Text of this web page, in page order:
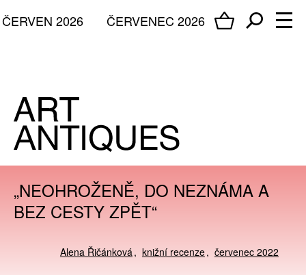
ČERVENEC 2026
ČERVEN 2026
„NEOHROŽENĚ, DO NEZNÁMA A
BEZ CESTY ZPĚT“
Alena Řičánková knižní recenze červenec 2022